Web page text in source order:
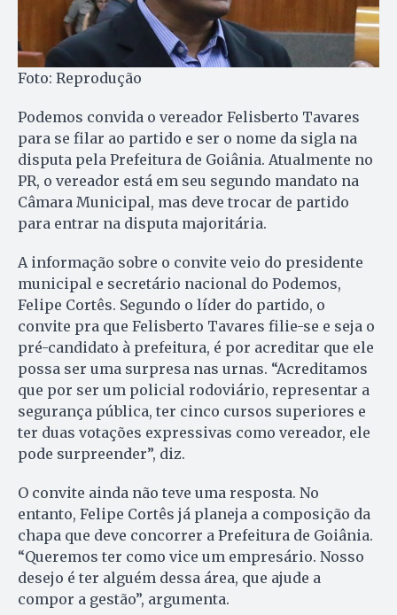
Foto: Reprodução
Podemos convida o vereador Felisberto Tavares
para se filar ao partido e ser o nome da sigla na
disputa pela Prefeitura de Goiânia. Atualmente no
PR, o vereador está em seu segundo mandato na
Câmara Municipal, mas deve trocar de partido
para entrar na disputa majoritária.
A informação sobre o convite veio do presidente
municipal e secretário nacional do Podemos,
Felipe Cortês. Segundo o líder do partido, o
convite pra que Felisberto Tavares filie-se e seja o
pré-candidato à prefeitura, é por acreditar que ele
possa ser uma surpresa nas urnas. “Acreditamos
que por ser um policial rodoviário, representar a
segurança pública, ter cinco cursos superiores e
ter duas votações expressivas como vereador, ele
pode surpreender”, diz.
O convite ainda não teve uma resposta. No
entanto, Felipe Cortês já planeja a composição da
chapa que deve concorrer a Prefeitura de Goiânia.
“Queremos ter como vice um empresário. Nosso
desejo é ter alguém dessa área, que ajude a
compor a gestão”, argumenta.